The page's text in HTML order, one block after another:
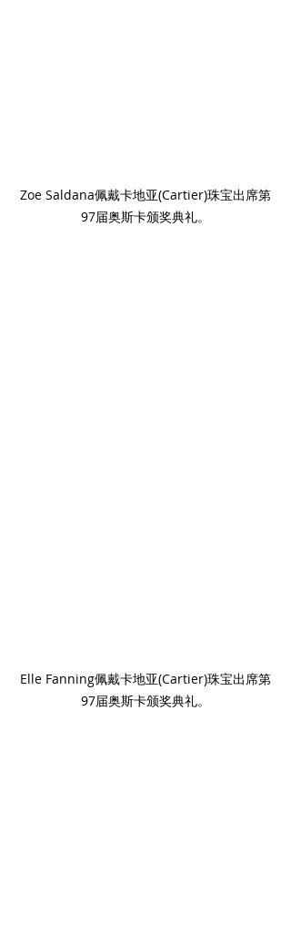
Zoe Saldana佩戴卡地亚(Cartier)珠宝出席第
97届奥斯卡颁奖典礼。
Elle Fanning佩戴卡地亚(Cartier)珠宝出席第
97届奥斯卡颁奖典礼。